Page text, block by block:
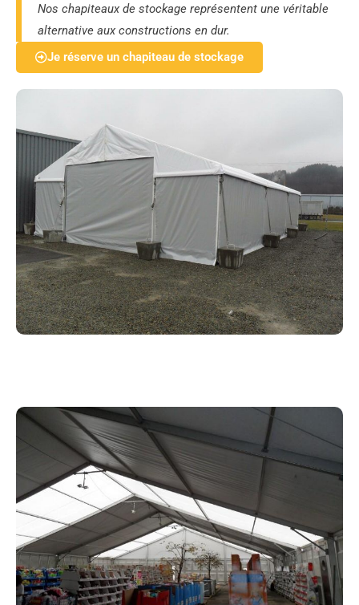
Nos chapiteaux de stockage représentent une véritable
alternative aux constructions en dur.
Je réserve un chapiteau de stockage